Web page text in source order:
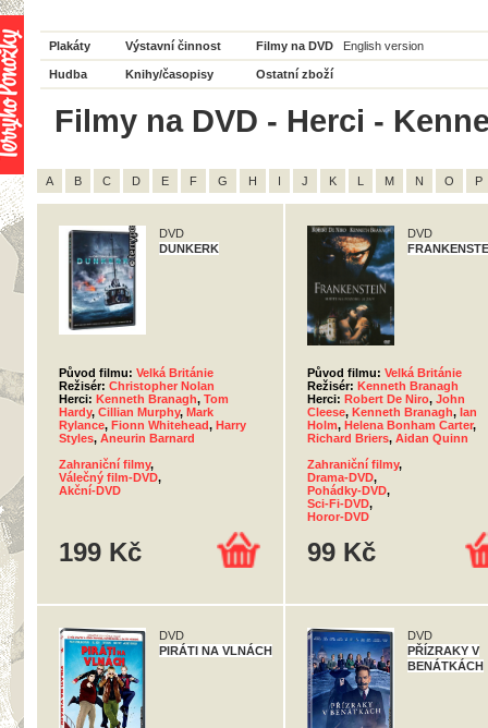
Plakáty Výstavní činnost Filmy na DVD English version
Hudba Knihy/časopisy Ostatní zboží
Filmy na DVD - Herci -
A B C D E F G H I J K L M N O P
DVD
DUNKERK
Původ filmu: Velká Británie
Režisér: Christopher Nolan
Herci: Kenneth Branagh, Tom
Hardy, Cillian Murphy, Mark
Rylance, Fionn Whitehead, Harry
Styles, Aneurin Barnard
Zahraniční filmy,
Válečný film-DVD,
Akční-DVD
199 Kč
DVD
Původ filmu: Velká Británie
Režisér: Kenneth Branagh
Herci: Robert De Niro, John
Cleese, Kenneth Branagh, Ian
Holm, Helena Bonham Carter,
Richard Briers, Aidan Quinn
Zahraniční filmy,
Drama-DVD,
Pohádky-DVD,
Sci-Fi-DVD,
Horor-DVD
99 Kč
DVD
PIRÁTI NA VLNÁCH
DVD
PŘÍZRAKY V
BENÁTKÁCH